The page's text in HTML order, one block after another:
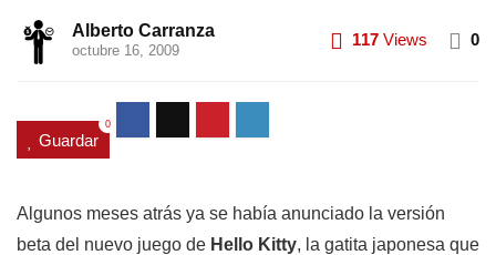
Alberto Carranza
octubre 16, 2009
117 Views 0
Guardar
0
Algunos meses atrás ya se había anunciado la versión
beta del nuevo juego de Hello Kitty, la gatita japonesa que